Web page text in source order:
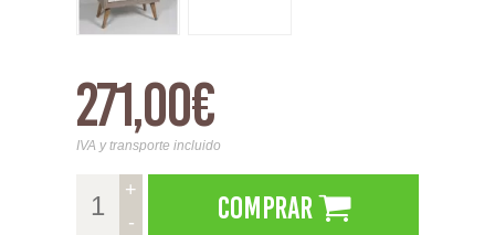
271,00€
IVA y transporte incluido
+
-
Comprar